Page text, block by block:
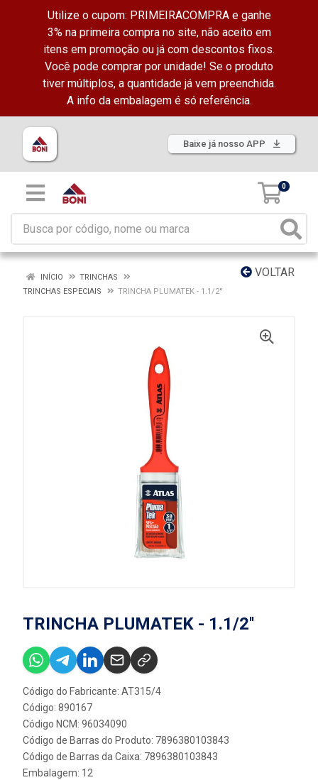
Utilize o cupom: PRIMEIRACOMPRA e ganhe
3% na primeira compra no site, não aceito em
itens em promoção ou já com descontos fixos.
Você pode comprar por unidade! Se o produto
tiver múltiplos, a quantidade já vem preenchida.
A info da embalagem é só referência.
Baixe já nosso APP
0
VOLTAR
INÍCIO
TRINCHAS
TRINCHAS ESPECIAIS
TRINCHA PLUMATEK - 1.1/2''
TRINCHA PLUMATEK - 1.1/2''
Código do Fabricante: AT315/4
Código: 890167
Código NCM: 96034090
Código de Barras do Produto: 7896380103843
Código de Barras da Caixa: 7896380103843
Embalagem: 12